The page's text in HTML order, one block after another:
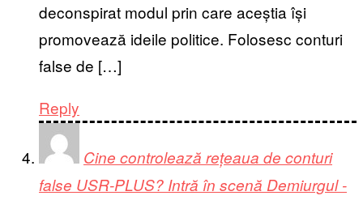
deconspirat modul prin care aceștia își
promovează ideile politice. Folosesc conturi
false de […]
Reply
Cine controlează rețeaua de conturi
false USR-PLUS? Intră în scenă Demiurgul -